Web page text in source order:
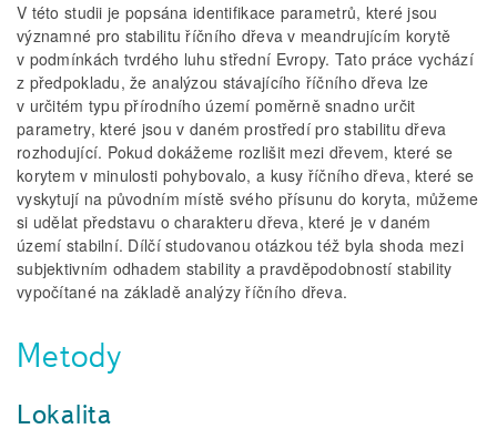
V této studii je popsána identifikace parametrů, které jsou
významné pro stabilitu říčního dřeva v meandrujícím korytě
v podmínkách tvrdého luhu střední Evropy. Tato práce vychází
z předpokladu, že analýzou stávajícího říčního dřeva lze
v určitém typu přírodního území poměrně snadno určit
parametry, které jsou v daném prostředí pro stabilitu dřeva
rozhodující. Pokud dokážeme rozlišit mezi dřevem, které se
korytem v minulosti pohybovalo, a kusy říčního dřeva, které se
vyskytují na původním místě svého přísunu do koryta, můžeme
si udělat představu o charakteru dřeva, které je v daném
území stabilní. Dílčí studovanou otázkou též byla shoda mezi
subjektivním odhadem stability a pravděpodobností stability
vypočítané na základě analýzy říčního dřeva.
Metody
Lokalita